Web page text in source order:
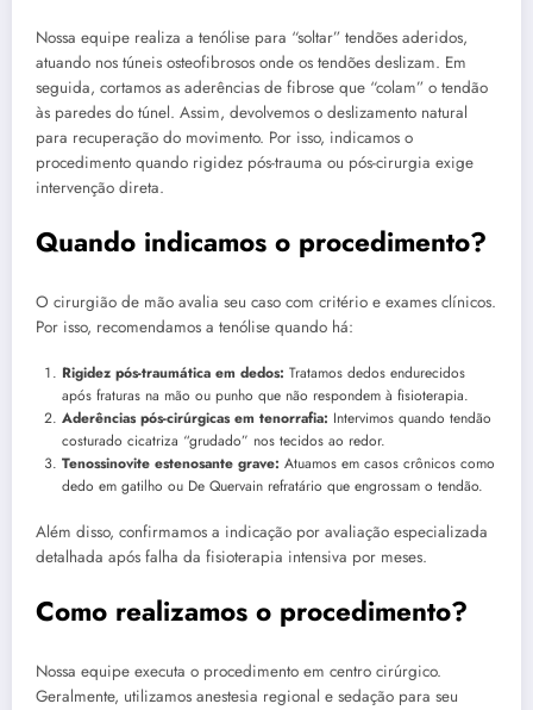
Nossa equipe realiza a tenólise para “soltar” tendões aderidos,
atuando nos túneis osteofibrosos onde os tendões deslizam. Em
seguida, cortamos as aderências de fibrose que “colam” o tendão
às paredes do túnel. Assim, devolvemos o deslizamento natural
para recuperação do movimento. Por isso, indicamos o
procedimento quando rigidez pós-trauma ou pós-cirurgia exige
intervenção direta.
Quando indicamos o procedimento?
O cirurgião de mão avalia seu caso com critério e exames clínicos.
Por isso, recomendamos a tenólise quando há:
Rigidez pós-traumática em dedos: Tratamos dedos endurecidos
após fraturas na mão ou punho que não respondem à fisioterapia.
Aderências pós-cirúrgicas em tenorrafia: Intervimos quando tendão
costurado cicatriza “grudado” nos tecidos ao redor.
Tenossinovite estenosante grave: Atuamos em casos crônicos como
dedo em gatilho ou De Quervain refratário que engrossam o tendão.
Além disso, confirmamos a indicação por avaliação especializada
detalhada após falha da fisioterapia intensiva por meses.
Como realizamos o procedimento?
Nossa equipe executa o procedimento em centro cirúrgico.
Geralmente, utilizamos anestesia regional e sedação para seu